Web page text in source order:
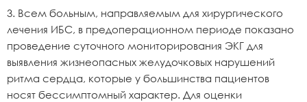
3. Всем больным, направляемым для хирургического
лечения ИБС, в предоперационном периоде показано
проведение суточного мониторирования ЭКГ для
выявления жизнеопасных желудочковых нарушений
ритма сердца, которые у большинства пациентов
носят бессимптомный характер. Для оценки